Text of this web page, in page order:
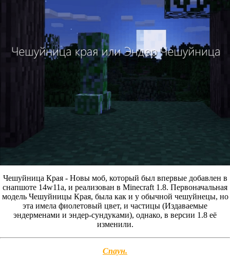
Чешуйница Края - Новы моб, который был впервые добавлен в
снапшоте 14w11a, и реализован в Minecraft 1.8. Первоначальная
модель Чешуйницы Края, была как и у обычной чешуйнецы, но
эта имела фиолетовый цвет, и частицы (Издаваемые
эндерменами и эндер-сундуками), однако, в версии 1.8 её
изменили.
Спаун.